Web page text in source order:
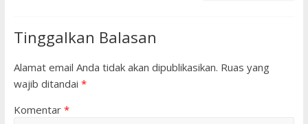
Tinggalkan Balasan
Alamat email Anda tidak akan dipublikasikan. Ruas yang
wajib ditandai *
Komentar *